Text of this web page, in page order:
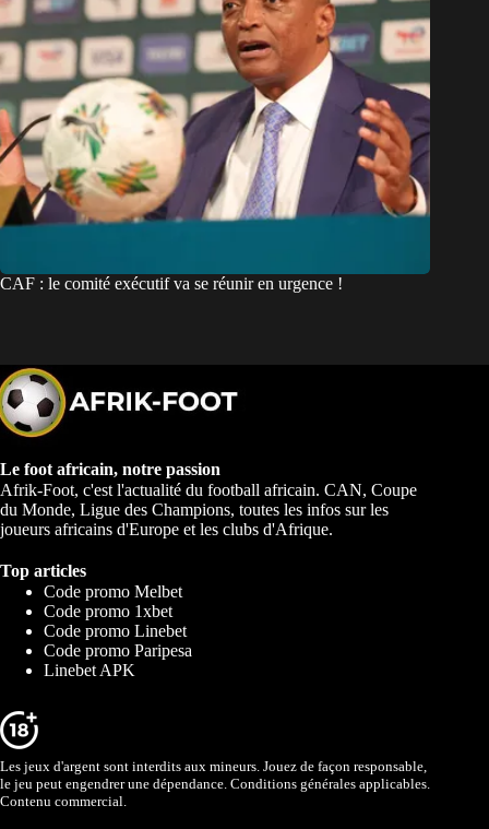
CAF : le comité exécutif va se réunir en urgence !
Le foot africain, notre passion
Afrik-Foot, c'est l'actualité du football africain. CAN, Coupe
du Monde, Ligue des Champions, toutes les infos sur les
joueurs africains d'Europe et les clubs d'Afrique.
Top articles
Code promo Melbet
Code promo 1xbet
Code promo Linebet
Code promo Paripesa
Linebet APK
Les jeux d'argent sont interdits aux mineurs. Jouez de façon responsable,
le jeu peut engendrer une dépendance. Conditions générales applicables.
Contenu commercial.